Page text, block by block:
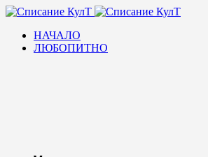
НАЧАЛО
ЛЮБОПИТНО